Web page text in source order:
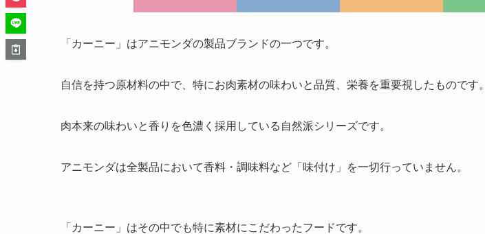
「カーニー」はアニモンダの製品ブランドの一つです。
自信を持つ原材料の中で、特にお肉素材の味わいと品質、栄養を重要視したものです。
肉本来の味わいと香りを色濃く採用している自然派シリーズです。
アニモンダは全製品において香料・調味料など「味付け」を一切行っていません。
「カーニー」はその中でも特に素材にこだわったフードです。